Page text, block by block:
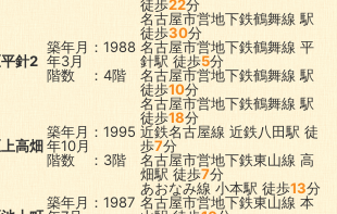
徒歩22分
名古屋市営地下鉄鶴舞線 駅
徒歩30分
針2
築年月：1988
年3月
階数 ：4階
名古屋市営地下鉄鶴舞線 平
針駅 徒歩5分
名古屋市営地下鉄鶴舞線 駅
徒歩10分
名古屋市営地下鉄鶴舞線 駅
徒歩18分
高畑
築年月：1995
年10月
階数 ：3階
近鉄名古屋線 近鉄八田駅 徒
歩7分
名古屋市営地下鉄東山線 高
畑駅 徒歩7分
あおなみ線 小本駅 徒歩13分
築年月：1987 名古屋市営地下鉄東山線 本